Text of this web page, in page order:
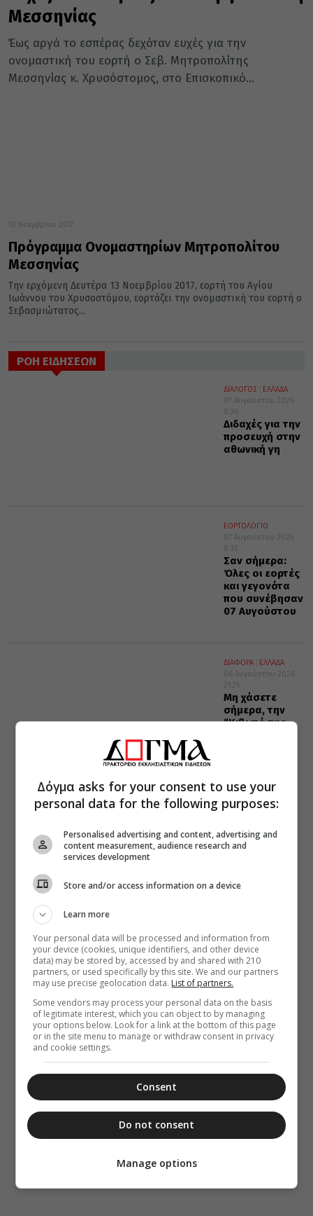
Μεσσηνίας
Έως αργά το εσπέρας δεχόταν ευχές για την
ονομαστική του εορτή ο Σεβ. Μητροπολίτης
Μεσσηνίας κ. Χρυσόστομος, στο Επισκοπικό...
10 Νοεμβρίου 2017
Πρόγραμμα Ονομαστηρίων Μητροπολίτου
Μεσσηνίας
Την ερχόμενη Δευτέρα 13 Νοεμβρίου 2017, εορτή του Αγίου
Ιωάννου του Χρυσοστόμου, εορτάζει την ονομαστική του εορτή ο
Σεβασμιώτατος...
ΡΟΗ ΕΙΔΗΣΕΩΝ
ΔΙΑΛΟΓΟΣ
ΕΛΛΑΔΑ
07 Αυγούστου 2026
0:36
Διδαχές για την
προσευχή στην
αθωνική γη
ΕΟΡΤΟΛΟΓΙΟ
07 Αυγούστου 2026
0:35
Σαν σήμερα:
Όλες οι εορτές
και γεγονότα
που συνέβησαν
07 Αυγούστου
ΔΙΑΦΟΡΑ
ΕΛΛΑΔΑ
06 Αυγούστου 2026
21:25
Μη χάσετε
σήμερα, την
“Κιβωτό της
Δόγμα asks for your consent to use your
personal data for the following purposes:
Personalised advertising and content, advertising and
content measurement, audience research and
services development
Store and/or access information on a device
Learn more
Your personal data will be processed and information from
your device (cookies, unique identifiers, and other device
data) may be stored by, accessed by and shared with 210
partners, or used specifically by this site. We and our partners
may use precise geolocation data. List of partners.
Some vendors may process your personal data on the basis
of legitimate interest, which you can object to by managing
your options below. Look for a link at the bottom of this page
or in the site menu to manage or withdraw consent in privacy
and cookie settings.
Consent
Do not consent
Manage options